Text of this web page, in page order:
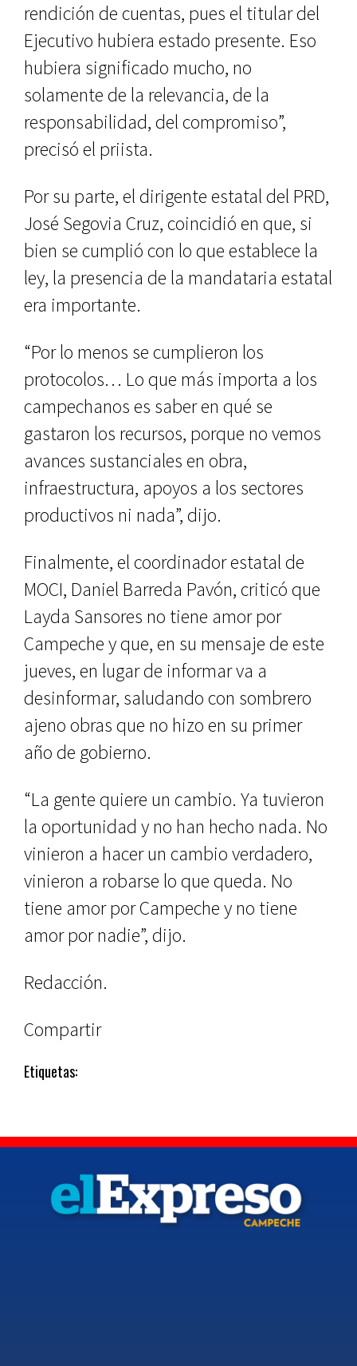
rendición de cuentas, pues el titular del
Ejecutivo hubiera estado presente. Eso
hubiera significado mucho, no
solamente de la relevancia, de la
responsabilidad, del compromiso”,
precisó el priista.
Por su parte, el dirigente estatal del PRD,
José Segovia Cruz, coincidió en que, si
bien se cumplió con lo que establece la
ley, la presencia de la mandataria estatal
era importante.
“Por lo menos se cumplieron los
protocolos… Lo que más importa a los
campechanos es saber en qué se
gastaron los recursos, porque no vemos
avances sustanciales en obra,
infraestructura, apoyos a los sectores
productivos ni nada”, dijo.
Finalmente, el coordinador estatal de
MOCI, Daniel Barreda Pavón, criticó que
Layda Sansores no tiene amor por
Campeche y que, en su mensaje de este
jueves, en lugar de informar va a
desinformar, saludando con sombrero
ajeno obras que no hizo en su primer
año de gobierno.
“La gente quiere un cambio. Ya tuvieron
la oportunidad y no han hecho nada. No
vinieron a hacer un cambio verdadero,
vinieron a robarse lo que queda. No
tiene amor por Campeche y no tiene
amor por nadie”, dijo.
Redacción.
Compartir
Etiquetas: